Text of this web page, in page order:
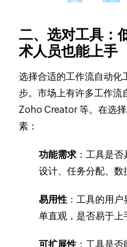
二、选对工具：
术人员也能上手​
选择合适的工作流自动化
步。市场上有许多工作流
Zoho Creator 等。在选
素：
功能需求 ：工具是
设计、任务分配、数
易用性 ：工具的用
单直观，是否易于上
可扩展性 ：工具是